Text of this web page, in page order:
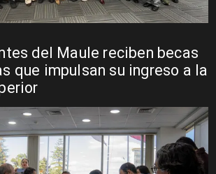
del Maule reciben becas
que impulsan su ingreso a la